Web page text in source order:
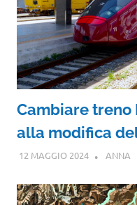
Cambiare
alla modifica
12 MAGGIO 2024 ANNA